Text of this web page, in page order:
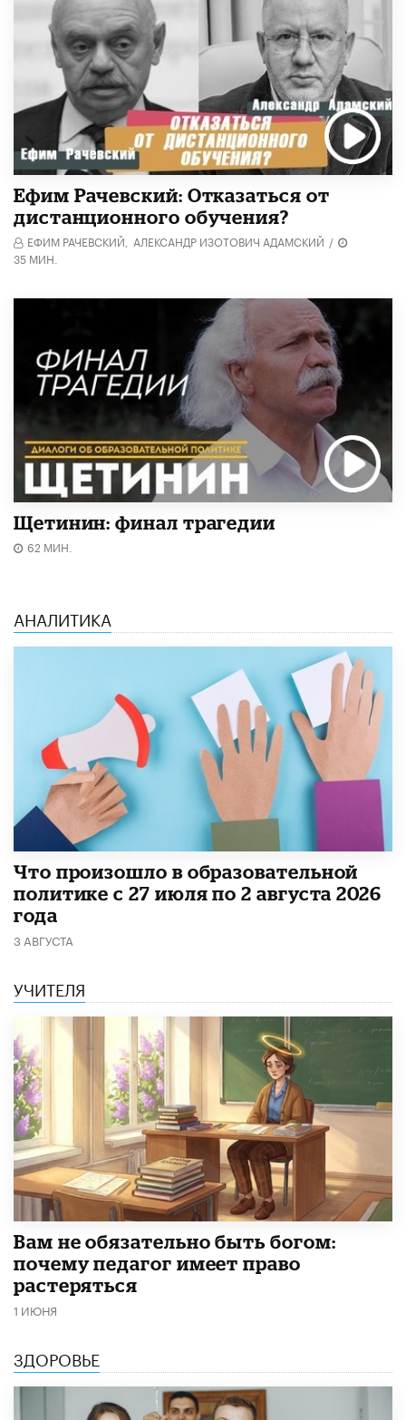
Ефим Рачевский: Отказаться от
дистанционного обучения?
ЕФИМ РАЧЕВСКИЙ, АЛЕКСАНДР ИЗОТОВИЧ АДАМСКИЙ /
35 МИН.
Щетинин: финал трагедии
62 МИН.
АНАЛИТИКА
​Что произошло в образовательной
политике с 27 июля по 2 августа 2026
года
3 АВГУСТА
УЧИТЕЛЯ
​Вам не обязательно быть богом:
почему педагог имеет право
растеряться
1 ИЮНЯ
ЗДОРОВЬЕ